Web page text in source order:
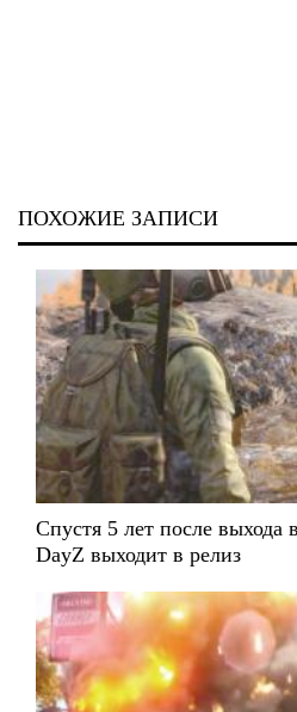
ПОХОЖИЕ ЗАПИСИ
Спустя 5 лет после выхода
DayZ выходит в релиз